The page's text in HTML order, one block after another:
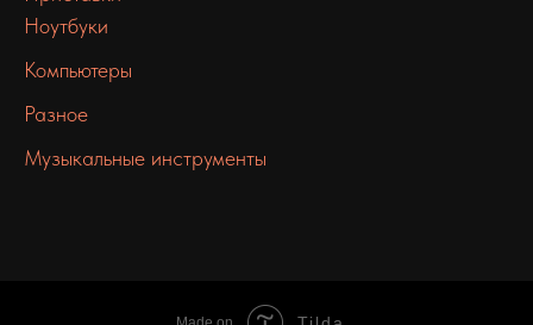
Ноутбуки
Компьютеры
Разное
Музыкальные инструменты